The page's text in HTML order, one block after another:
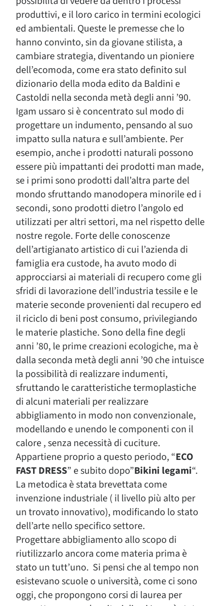
produttivi, e il loro carico in termini ecologici
ed ambientali. Queste le premesse che lo
hanno convinto, sin da giovane stilista, a
cambiare strategia, diventando un pioniere
dell’ecomoda, come era stato definito sul
dizionario della moda edito da Baldini e
Castoldi nella seconda metà degli anni ’90.
Igam ussaro si è concentrato sul modo di
progettare un indumento, pensando al suo
impatto sulla natura e sull’ambiente. Per
esempio, anche i prodotti naturali possono
essere più impattanti dei prodotti man made,
se i primi sono prodotti dall’altra parte del
mondo sfruttando manodopera minorile ed i
secondi, sono prodotti dietro l’angolo ed
utilizzati per altri settori, ma nel rispetto delle
nostre regole. Forte delle conoscenze
dell’artigianato artistico di cui l’azienda di
famiglia era custode, ha avuto modo di
approcciarsi ai materiali di recupero come gli
sfridi di lavorazione dell’industria tessile e le
materie seconde provenienti dal recupero ed
il riciclo di beni post consumo, privilegiando
le materie plastiche. Sono della fine degli
anni ’80, le prime creazioni ecologiche, ma è
dalla seconda metà degli anni ’90 che intuisce
la possibilità di realizzare indumenti,
sfruttando le caratteristiche termoplastiche
di alcuni materiali per realizzare
abbigliamento in modo non convenzionale,
modellando e unendo le componenti con il
calore , senza necessità di cuciture.
Appartiene proprio a questo periodo, “ECO
FAST DRESS” e subito dopo”Bikini legami“.
La metodica è stata brevettata come
invenzione industriale ( il livello più alto per
un trovato innovativo), modificando lo stato
dell’arte nello specifico settore.
Progettare abbigliamento allo scopo di
riutilizzarlo ancora come materia prima è
stato un tutt’uno. Si pensi che al tempo non
esistevano scuole o università, come ci sono
oggi, che propongono corsi di laurea per